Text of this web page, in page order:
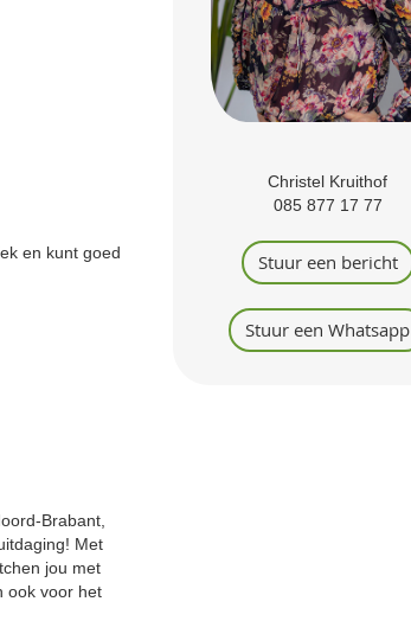
en kunt goed
Brabant,
Met
jou met
ook voor het
Christel Kruithof
085 877 17 77
Stuur een bericht
Stuur een Whatsapp